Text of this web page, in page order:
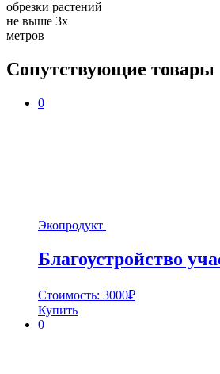
обрезки растений
не выше 3х
метров
Сопутствующие товары
0
Экопродукт
Благоустройство
Стоимость: 3000₽
Купить
0